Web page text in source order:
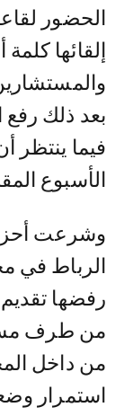
الحضور
إلقائها
بعد ذلك رفع
فيما ينتظر
الأسبوع
وشرعت
الرباط في
رفضها
من طرف
من داخل
استمرار